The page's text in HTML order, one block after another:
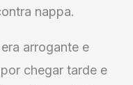
nappa.
arrogante e
chegar tarde e